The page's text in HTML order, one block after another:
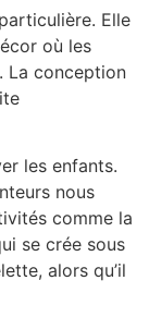
Elle
où les
La conception
les enfants.
nous
comme la
se crée sous
alors qu’il